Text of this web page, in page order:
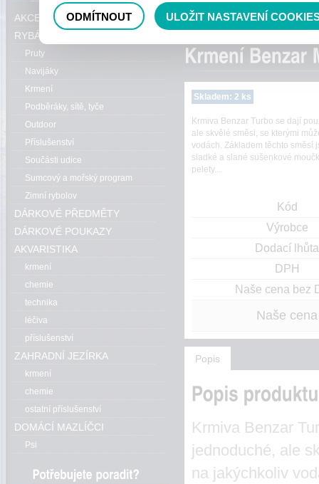
Právě se nacházíte:
Method mixy
Skladem: 2 ks
Krmiva Benzar Turbo se dají
ale skvělé směsi, se kterými
vodách. Základem těchto směsí
sladké a slané sušenkové
pelety....
Kód
Výrobce
Dodací lhůta
DPH
Naše cena bez
Naše cena
Popis
Krmiva Benzar
jednoduché, ale
na jakýchkoliv
AKCE, SLEVY, VÝPRODEJ
RYBÁŘSKÝ SORTIMENT
Pruty
Navijáky
Krmení
Podběráky, sítě, tyče
Outdoor
Příslušenství
Součásti udice
Sumcový a mořský program
Zimní rybolov
DÁRKOVÉ PŘEDMĚTY
DÁRKOVÉ POUKAZY
AKVARISTIKA
krmení
chemie
technika
léčiva
příslušenství
ZAHRADNÍ JEZÍRKA
krmení
chemie
ostatní příslušenství
DOMÁCÍ MAZLÍČCI
Psi
ODMÍTNOUT ULOŽIT NASTAVENÍ